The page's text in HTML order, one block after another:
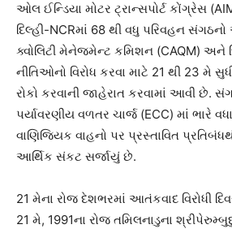
ઓલ ઈન્ડિયા મોટર ટ્રાન્સપોર્ટ કોંગ્રેસ
દિલ્હી-NCRમાં 68 થી વધુ પરિવહન
ક્વોલિટી મેનેજમેન્ટ કમિશન (CAQM) અને
નીતિઓનો વિરોધ કરવા માટે 21 થી 23 મે
રોકો કરવાની જાહેરાત કરવામાં આવી છે.
પર્યાવરણીય વળતર ચાર્જ (ECC) માં ભારે
વાણિજ્યિક વાહનો પર પ્રસ્તાવિત
આર્થિક સંકટ સર્જાયું છે.
21 મેના રોજ દેશભરમાં આતંકવાદ વિરોધી
21 મે, 1991ના રોજ તમિલનાડુના